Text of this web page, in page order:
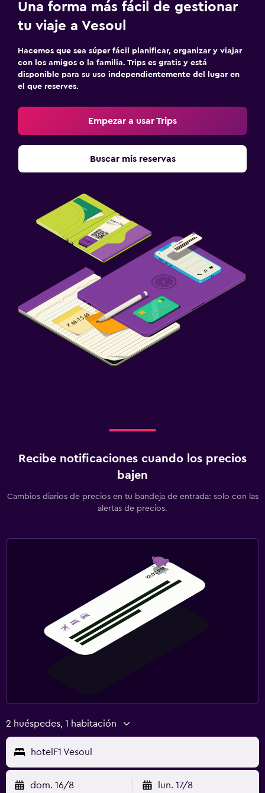
Zona de trabajo
Ideal para familias
Cuna/cama nido disponibles
Una forma más fácil de gestionar
tu viaje a Vesoul
Hacemos que sea súper fácil planificar, organizar y viajar
con los amigos o la familia. Trips es gratis y está
disponible para su uso independientemente del lugar en
el que reserves.
Empezar a usar Trips
Buscar mis reservas
Recibe notificaciones cuando los precios
bajen
Cambios diarios de precios en tu bandeja de entrada: solo con las
alertas de precios.
2 huéspedes, 1 habitación
hotelF1 Vesoul
dom. 16/8 lun. 17/8